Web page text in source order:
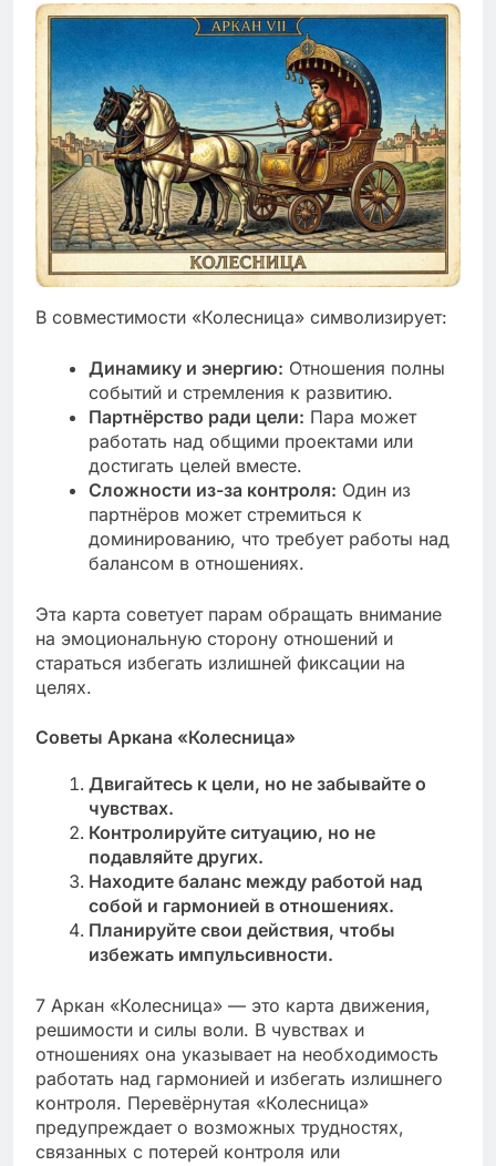
В совместимости «Колесница» символизирует:
Динамику и энергию: Отношения полны
событий и стремления к развитию.
Партнёрство ради цели: Пара может
работать над общими проектами или
достигать целей вместе.
Сложности из-за контроля: Один из
партнёров может стремиться к
доминированию, что требует работы над
балансом в отношениях.
Эта карта советует парам обращать внимание
на эмоциональную сторону отношений и
стараться избегать излишней фиксации на
целях.
Советы Аркана «Колесница»
Двигайтесь к цели, но не забывайте о
чувствах.
Контролируйте ситуацию, но не
подавляйте других.
Находите баланс между работой над
собой и гармонией в отношениях.
Планируйте свои действия, чтобы
избежать импульсивности.
7 Аркан «Колесница» — это карта движения,
решимости и силы воли. В чувствах и
отношениях она указывает на необходимость
работать над гармонией и избегать излишнего
контроля. Перевёрнутая «Колесница»
предупреждает о возможных трудностях,
связанных с потерей контроля или